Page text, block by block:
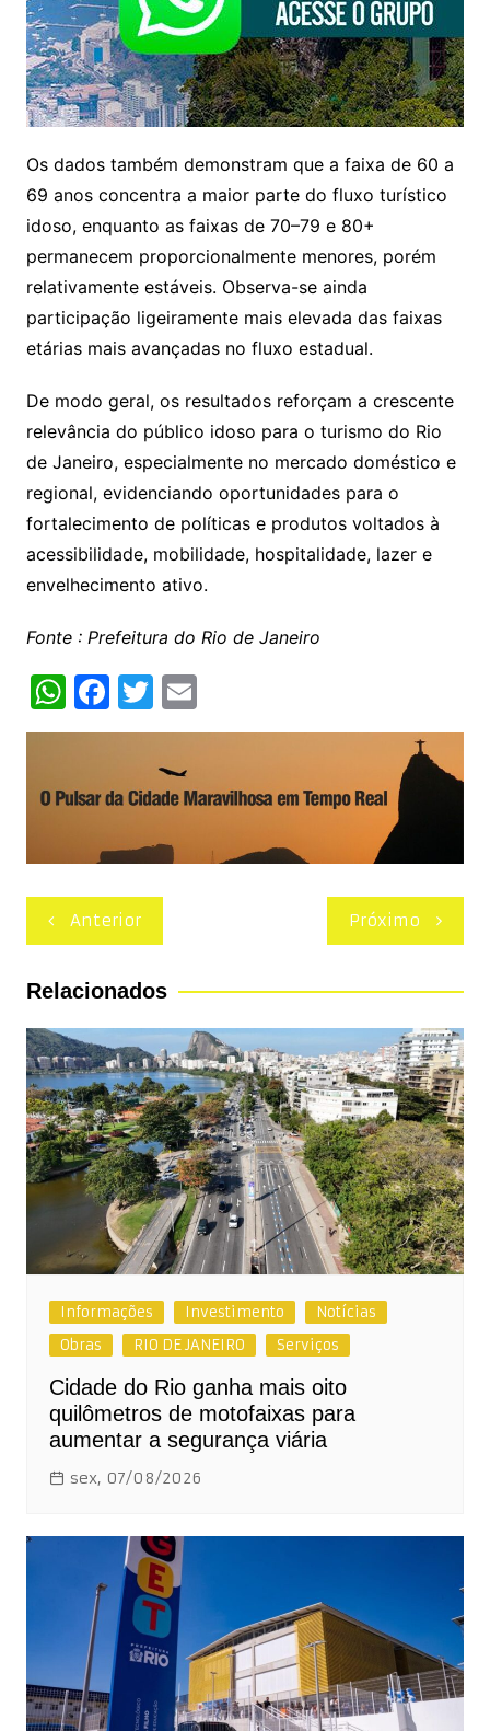
Os dados também demonstram que a faixa de 60 a
69 anos concentra a maior parte do fluxo turístico
idoso, enquanto as faixas de 70–79 e 80+
permanecem proporcionalmente menores, porém
relativamente estáveis. Observa-se ainda
participação ligeiramente mais elevada das faixas
etárias mais avançadas no fluxo estadual.
De modo geral, os resultados reforçam a crescente
relevância do público idoso para o turismo do Rio
de Janeiro, especialmente no mercado doméstico e
regional, evidenciando oportunidades para o
fortalecimento de políticas e produtos voltados à
acessibilidade, mobilidade, hospitalidade, lazer e
envelhecimento ativo.
Fonte : Prefeitura do Rio de Janeiro
W
h
s
p
p
F
a
e
o
o
k
T
w
itt
er
E
m
l
Navegação
de
Post
Anterior Próximo
Relacionados
Informações Investimento
Notícias
Obras
RIO DE JANEIRO Serviços
Cidade do Rio ganha mais oito
quilômetros de motofaixas para
aumentar a segurança viária
sex, 07/08/2026